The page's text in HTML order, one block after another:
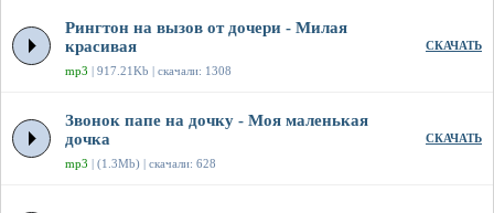
Рингтон на вызов от дочери - Милая
красивая
mp3 | 917.21Kb | скачали: 1308
СКАЧАТЬ
Звонок папе на дочку - Моя маленькая
дочка
mp3 | (1.3Mb) | скачали: 628
СКАЧАТЬ